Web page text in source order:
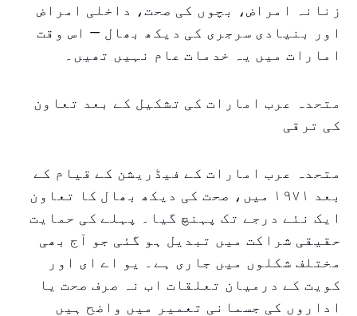
زنانہ امراض، بچوں کی صحت، داخلی امراض
اور بنیادی سرجری کی دیکھ بھال — اس وقت
امارات میں یہ خدمات عام نہیں تھیں۔
متحدہ عرب امارات کی تشکیل کے بعد تعاون
کی ترقی
متحدہ عرب امارات کے فیڈریشن کے قیام کے
بعد ۱۹۷۱ میں، صحت کی دیکھ بھال کا تعاون
ایک نئے درجے تک پہنچ گیا۔ پہلے کی حمایت
حقیقی شراکت میں تبدیل ہو گئی جو آج بھی
مختلف شکلوں میں جاری ہے۔ یو اے ای اور
کویت کے درمیان تعلقات اب نہ صرف صحت یا
اداروں کی جسمانی تعمیر میں واضح ہیں